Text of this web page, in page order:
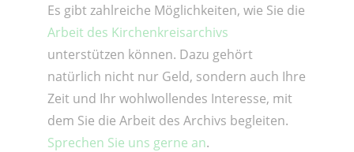
Es gibt zahlreiche Möglichkeiten, wie Sie die
Arbeit des Kirchenkreisarchivs
unterstützen können. Dazu gehört
natürlich nicht nur Geld, sondern auch Ihre
Zeit und Ihr wohlwollendes Interesse, mit
dem Sie die Arbeit des Archivs begleiten.
Sprechen Sie uns gerne an.